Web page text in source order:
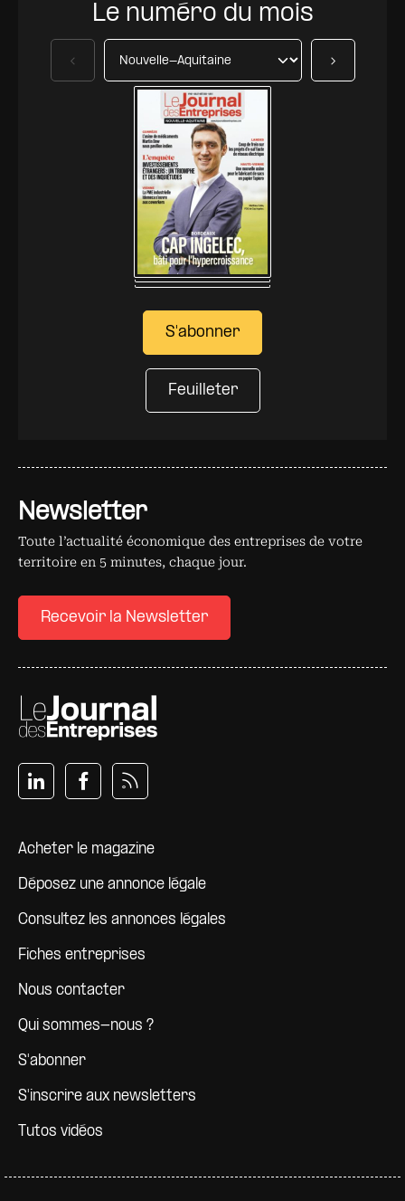
Newsletter
Toute l’actualité économique des entreprises de votre
territoire en 5 minutes, chaque jour.
Recevoir la Newsletter
Pied de page
Acheter le magazine
Déposez une annonce légale
Consultez les annonces légales
Fiches entreprises
Nous contacter
Qui sommes-nous ?
S'abonner
S'inscrire aux newsletters
Tutos vidéos
Le numéro du mois
S'abonner
Feuilleter
Précédent Suivant